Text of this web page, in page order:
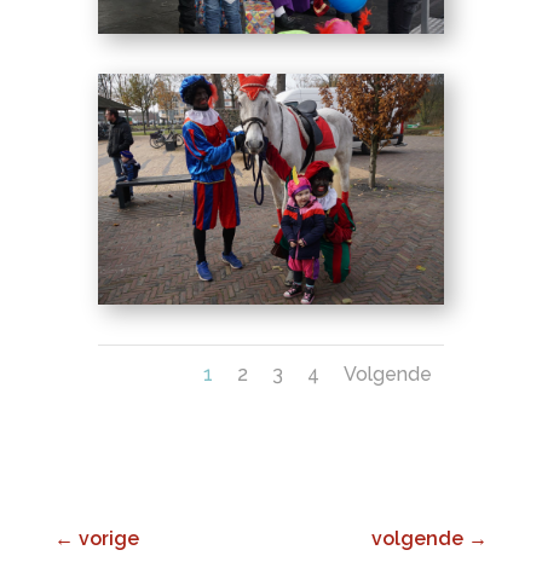
1 2 3 4 Volgende
← vorige volgende →